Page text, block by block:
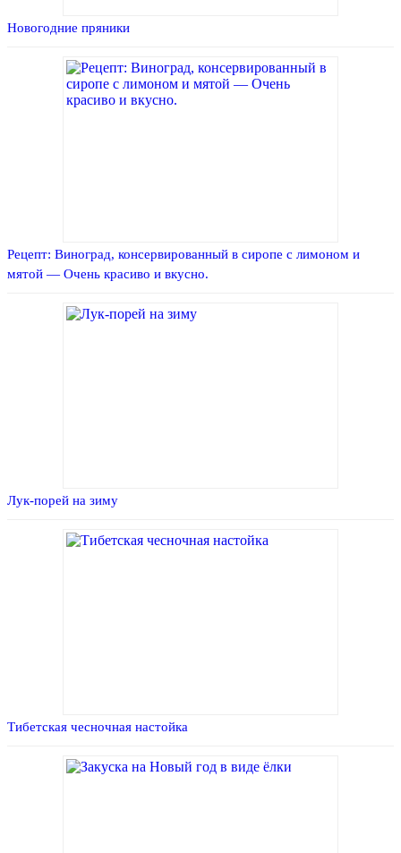
Новогодние пряники
Рецепт: Виноград, консервированный в сиропе с лимоном и
мятой — Очень красиво и вкусно.
Лук-порей на зиму
Тибетская чесночная настойка